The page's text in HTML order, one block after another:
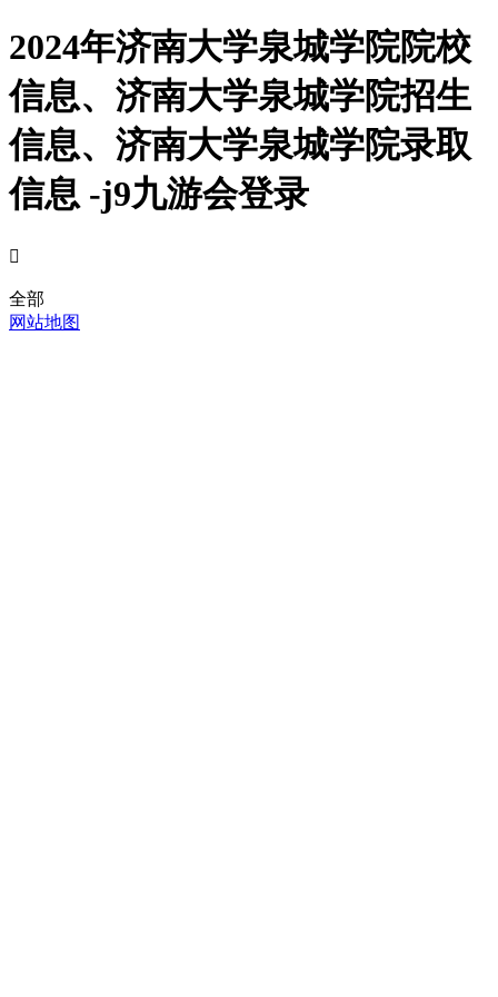
2024年济南大学泉城学院院校
信息、济南大学泉城学院招生
信息、济南大学泉城学院录取
信息 -j9九游会登录

全部
网站地图